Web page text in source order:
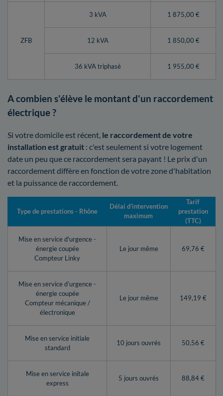
ZFB
3 kVA 1 875,00 €
12 kVA 1 850,00 €
36 kVA triphasé 1 955,00 €
A combien s'élève le montant d'un raccordement
électrique ?
Si votre domicile est récent, le raccordement de votre
installation est gratuit : c'est seulement si votre logement
date un peu que ce raccordement sera payant ! Le prix d'un
raccordement diffère en fonction de votre zone d'habitation
et la puissance de raccordement.
Type de prestations - Rhône
Délai d’intervention
maximum
Tarif
prestation
(TTC)
Mise en service d'urgence -
énergie coupée
Compteur Linky
Le jour même 69,76 €
Mise en service d’urgence -
énergie coupée
Compteur mécanique /
électronique
Le jour même 149,19 €
Mise en service initiale
standard
10 jours ouvrés 50,56 €
Mise en service initale
express
5 jours ouvrés 88,84 €